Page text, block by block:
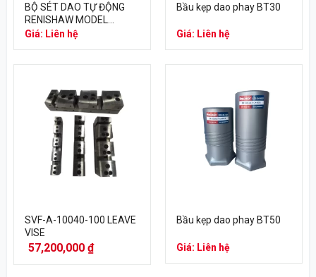
BỘ SÉT DAO TỰ ĐỘNG
RENISHAW MODEL
PRIMO LTS
Giá: Liên hệ
Bầu kẹp dao phay BT30
Giá: Liên hệ
SVF-A-10040-100 LEAVE
VISE
57,200,000 ₫
Bầu kẹp dao phay BT50
Giá: Liên hệ